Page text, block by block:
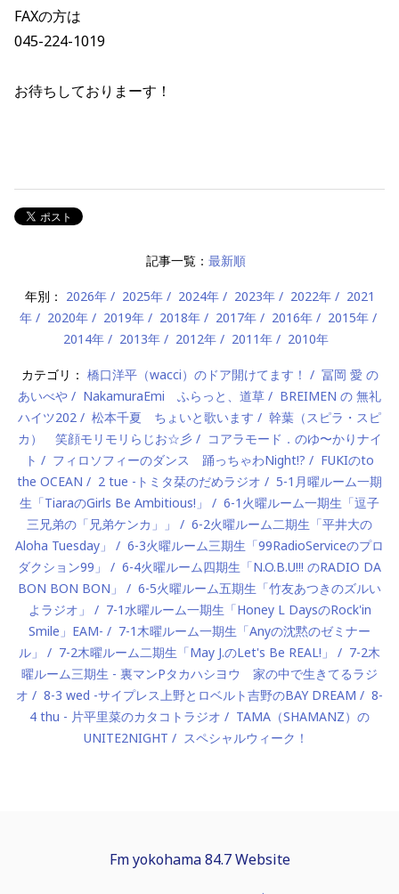
FAXの方は
045-224-1019
お待ちしておりまーす！
記事一覧： 最新順
年別： 2026年 2025年 2024年 2023年 2022年
2021
年
2020年 2019年 2018年 2017年 2016年
2015年
2014年
2013年 2012年 2011年 2010年
カテゴリ： 橋口洋平（wacci）のドア開けてます！
冨岡 愛 の
あいべや
NakamuraEmi ふらっと、道草
BREIMEN の 無礼
ハイツ202
松本千夏 ちょいと歌います
幹葉（スピラ・スピ
カ） 笑顔モリモリらじお☆彡
コアラモード．のゆ〜かりナイ
ト
フィロソフィーのダンス 踊っちゃわNight!?
FUKIのto
the OCEAN
2 tue -トミタ栞のだめラジオ
5-1月曜ルーム一期
生「TiaraのGirls Be Ambitious!」
6-1火曜ルーム一期生「逗子
三兄弟の「兄弟ケンカ」」
6-2火曜ルーム二期生「平井大の
Aloha Tuesday」
6-3火曜ルーム三期生「99RadioServiceのプロ
ダクション99」
6-4火曜ルーム四期生「N.O.B.U!!! のRADIO DA
BON BON BON」
6-5火曜ルーム五期生「竹友あつきのズルい
よラジオ」
7-1水曜ルーム一期生「Honey L DaysのRock'in
Smile」EAM-
7-1木曜ルーム一期生「Anyの沈黙のゼミナー
ル」
7-2木曜ルーム二期生「May J.のLet's Be REAL!」
7-2木
曜ルーム三期生 - 裏マンPタカハシヨウ 家の中で生きてるラジ
オ
8-3 wed -サイプレス上野とロベルト吉野のBAY DREAM
8-
4 thu - 片平里菜のカタコトラジオ
TAMA（SHAMANZ）の
UNITE2NIGHT
スペシャルウィーク！
Fm yokohama 84.7 Website